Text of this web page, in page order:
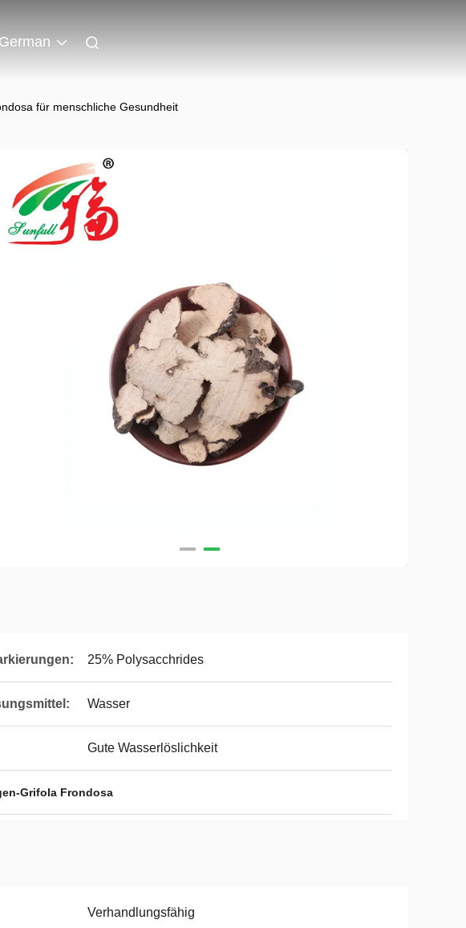
German
für menschliche Gesundheit
25% Polysacchrides
Wasser
Gute Wasserlöslichkeit
Grifola Frondosa
Verhandlungsfähig